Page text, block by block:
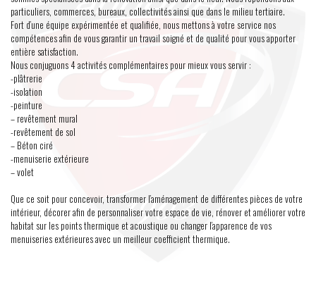
particuliers, commerces, bureaux, collectivités ainsi que dans le milieu tertiaire.
Fort d’une équipe expérimentée et qualifiée, nous mettons à votre service nos
compétences afin de vous garantir un travail soigné et de qualité pour vous apporter
entière satisfaction.
Nous conjuguons 4 activités complémentaires pour mieux vous servir :
-plâtrerie
-isolation
-peinture
– revêtement mural
-revêtement de sol
– Béton ciré
-menuiserie extérieure
– volet
Que ce soit pour concevoir, transformer l’aménagement de différentes pièces de votre
intérieur, décorer afin de personnaliser votre espace de vie, rénover et améliorer votre
habitat sur les points thermique et acoustique ou changer l’apparence de vos
menuiseries extérieures avec un meilleur coefficient thermique.